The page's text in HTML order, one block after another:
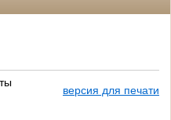
версия для печати